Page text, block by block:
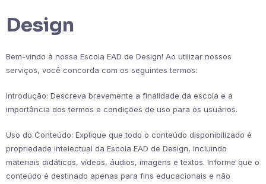
Design
Bem-vindo à nossa Escola EAD de Design! Ao utilizar nossos
serviços, você concorda com os seguintes termos:
Introdução: Descreva brevemente a finalidade da escola e a
importância dos termos e condições de uso para os usuários.
Uso do Conteúdo: Explique que todo o conteúdo disponibilizado é
propriedade intelectual da Escola EAD de Design, incluindo
materiais didáticos, vídeos, áudios, imagens e textos. Informe que o
conteúdo é destinado apenas para fins educacionais e não